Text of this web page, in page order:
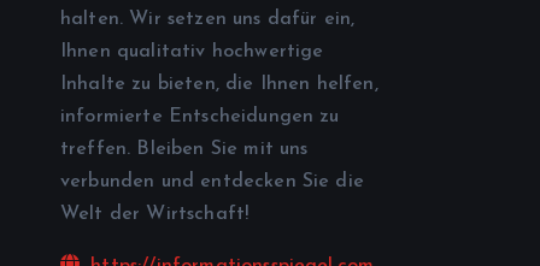
halten. Wir setzen uns dafür ein,
Ihnen qualitativ hochwertige
Inhalte zu bieten, die Ihnen helfen,
informierte Entscheidungen zu
treffen. Bleiben Sie mit uns
verbunden und entdecken Sie die
Welt der Wirtschaft!